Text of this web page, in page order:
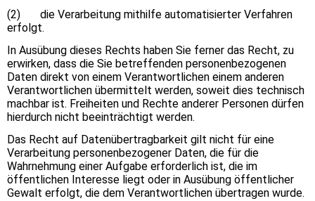
(2) die Verarbeitung mithilfe automatisierter Verfahren
erfolgt.
In Ausübung dieses Rechts haben Sie ferner das Recht, zu
erwirken, dass die Sie betreffenden personenbezogenen
Daten direkt von einem Verantwortlichen einem anderen
Verantwortlichen übermittelt werden, soweit dies technisch
machbar ist. Freiheiten und Rechte anderer Personen dürfen
hierdurch nicht beeinträchtigt werden.
Das Recht auf Datenübertragbarkeit gilt nicht für eine
Verarbeitung personenbezogener Daten, die für die
Wahrnehmung einer Aufgabe erforderlich ist, die im
öffentlichen Interesse liegt oder in Ausübung öffentlicher
Gewalt erfolgt, die dem Verantwortlichen übertragen wurde.